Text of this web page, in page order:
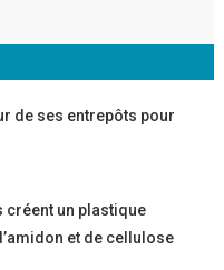
de ses entrepôts pour
créent un plastique
et de cellulose